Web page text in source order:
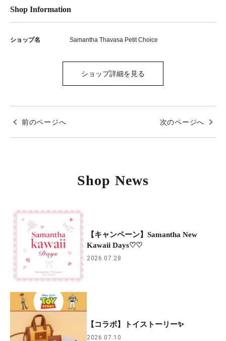
Shop Information
ショップ名 Samantha Thavasa Petit Choice
ショップ詳細を見る
前のページへ 次のページへ
Shop News
【キャンペーン】Samantha New
Kawaii Days♡♡
2026.07.28
【コラボ】トイストーリー✨
2026.07.10